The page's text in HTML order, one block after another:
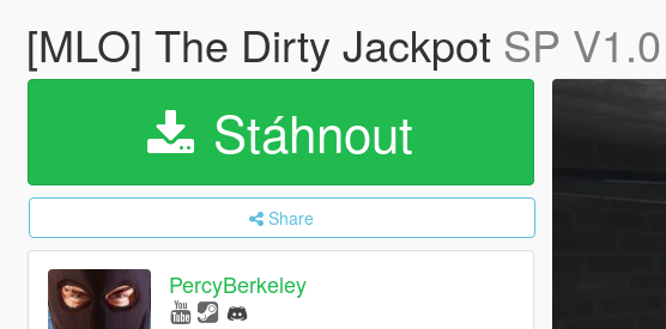
[MLO] The Dirty Jackpot SP V1.0
Stáhnout
Share
PercyBerkeley